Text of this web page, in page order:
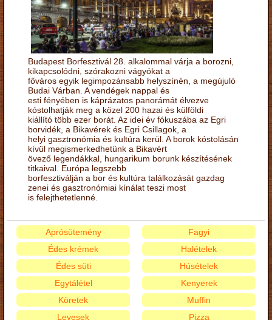
Budapest Borfesztivál 28. alkalommal várja a borozni,
kikapcsolódni, szórakozni vágyókat a
főváros egyik legimpozánsabb helyszínén, a megújuló
Budai Várban. A vendégek nappal és
esti fényében is káprázatos panorámát élvezve
kóstolhatják meg a közel 200 hazai és külföldi
kiállító több ezer borát. Az idei év fókuszába az Egri
borvidék, a Bikavérek és Egri Csillagok, a
helyi gasztronómia és kultúra kerül. A borok kóstolásán
kívül megismerkedhetünk a Bikavért
övező legendákkal, hungarikum borunk készítésének
titkaival. Európa legszebb
borfesztiválján a bor és kultúra találkozását gazdag
zenei és gasztronómiai kínálat teszi most
is felejthetetlenné.
Aprósütemény
Édes krémek
Édes süti
Egytálétel
Fagyi
Halételek
Húsételek
Kenyerek
Köretek
Levesek
Muffin
Pizza